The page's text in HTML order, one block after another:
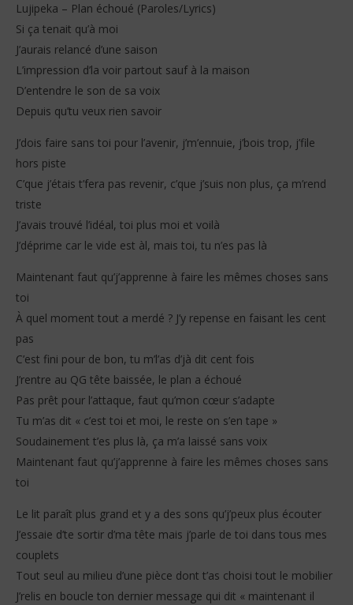
NOW VIEWING
Lujipeka – Plan échoué (Paroles/Lyrics)
13
décembre
2025
Stone
Lujipeka – Plan échoué (Paroles/Lyrics)
Si ça tenait qu’à moi
J’aurais relancé d’une saison
L’impression d’la voir partout sauf à la maison
D’entendre le son de sa voix
Depuis qu’tu veux rien savoir
J’dois faire sans toi pour l’avenir, j’m’ennuie, j’bois trop, j’file
hors piste
C’que j’étais t’fera pas revenir, c’que j’suis non plus, ça m’rend
triste
J’avais trouvé l’idéal, toi plus moi et voilà
J’déprime car le vide est àl, mais toi, tu n’es pas là
Maintenant faut qu’j’apprenne à faire les mêmes choses sans
toi
À quel moment tout a merdé ? J’y repense en faisant les cent
pas
C’est fini pour de bon, tu m’l’as d’jà dit cent fois
J’rentre au QG tête baissée, le plan a échoué
Pas prêt pour l’attaque, faut qu’mon cœur s’adapte
Tu m’as dit « c’est toi et moi, le reste on s’en tape »
Soudainement t’es plus là, ça m’a laissé sans voix
Maintenant faut qu’j’apprenne à faire les mêmes choses sans
toi
Le lit paraît plus grand et y a des sons qu’j’peux plus écouter
J’essaie d’te sortir d’ma tête mais j’parle de toi dans tous mes
couplets
Tout seul au milieu d’une pièce dont t’as choisi tout le mobilier
J’relis en boucle ton dernier message qui dit « maintenant il